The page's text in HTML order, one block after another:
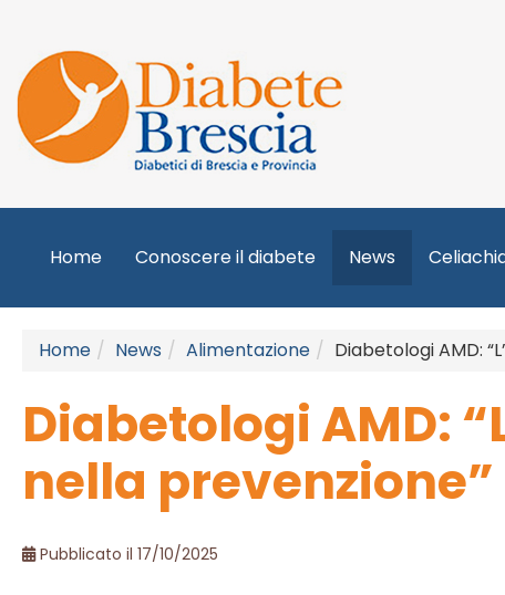
Home Conoscere il diabete News
Home News Alimentazione Diabetologi AMD:
Diabetologi AMD:
nella prevenzione”
Pubblicato il 17/10/2025